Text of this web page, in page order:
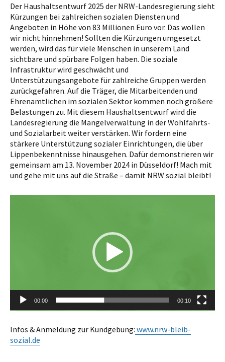
Der Haushaltsentwurf 2025 der NRW-Landesregierung sieht
Kürzungen bei zahlreichen sozialen Diensten und
Angeboten in Höhe von 83 Millionen Euro vor. Das wollen
wir nicht hinnehmen! Sollten die Kürzungen umgesetzt
werden, wird das für viele Menschen in unserem Land
sichtbare und spürbare Folgen haben. Die soziale
Infrastruktur wird geschwächt und
Unterstützungsangebote für zahlreiche Gruppen werden
zurückgefahren. Auf die Träger, die Mitarbeitenden und
Ehrenamtlichen im sozialen Sektor kommen noch größere
Belastungen zu. Mit diesem Haushaltsentwurf wird die
Landesregierung die Mangelverwaltung in der Wohlfahrts-
und Sozialarbeit weiter verstärken. Wir fordern eine
stärkere Unterstützung sozialer Einrichtungen, die über
Lippenbekenntnisse hinausgehen. Dafür demonstrieren wir
gemeinsam am 13. November 2024 in Düsseldorf! Mach mit
und gehe mit uns auf die Straße – damit NRW sozial bleibt!
00:00 00:10
Infos & Anmeldung zur Kundgebung: www.nrw-bleib-
sozial.de